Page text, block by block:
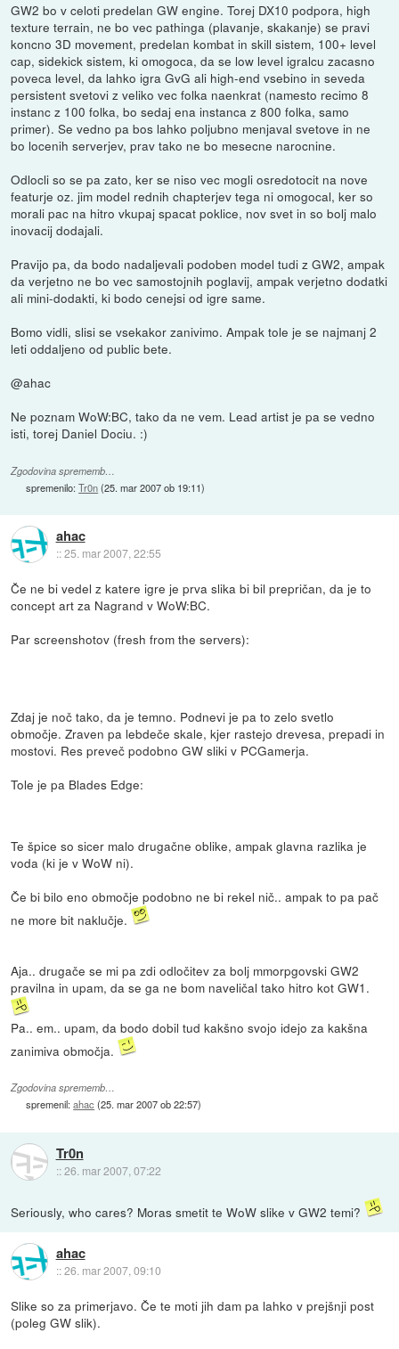
GW2 bo v celoti predelan GW engine. Torej DX10 podpora, high
texture terrain, ne bo vec pathinga (plavanje, skakanje) se pravi
koncno 3D movement, predelan kombat in skill sistem, 100+ level
cap, sidekick sistem, ki omogoca, da se low level igralcu zacasno
poveca level, da lahko igra GvG ali high-end vsebino in seveda
persistent svetovi z veliko vec folka naenkrat (namesto recimo 8
instanc z 100 folka, bo sedaj ena instanca z 800 folka, samo
primer). Se vedno pa bos lahko poljubno menjaval svetove in ne
bo locenih serverjev, prav tako ne bo mesecne narocnine.
Odlocli so se pa zato, ker se niso vec mogli osredotocit na nove
featurje oz. jim model rednih chapterjev tega ni omogocal, ker so
morali pac na hitro vkupaj spacat poklice, nov svet in so bolj malo
inovacij dodajali.
Pravijo pa, da bodo nadaljevali podoben model tudi z GW2, ampak
da verjetno ne bo vec samostojnih poglavij, ampak verjetno dodatki
ali mini-dodakti, ki bodo cenejsi od igre same.
Bomo vidli, slisi se vsekakor zanivimo. Ampak tole je se najmanj 2
leti oddaljeno od public bete.
@ahac
Ne poznam WoW:BC, tako da ne vem. Lead artist je pa se vedno
isti, torej Daniel Dociu. :)
Zgodovina sprememb…
spremenilo:Tr0n(25. mar 2007 ob 19:11)
ahac
::25. mar 2007, 22:55
Če ne bi vedel z katere igre je prva slika bi bil prepričan, da je to
concept art za Nagrand v WoW:BC.
Par screenshotov (fresh from the servers):
Zdaj je noč tako, da je temno. Podnevi je pa to zelo svetlo
območje. Zraven pa lebdeče skale, kjer rastejo drevesa, prepadi in
mostovi. Res preveč podobno GW sliki v PCGamerja.
Tole je pa Blades Edge:
Te špice so sicer malo drugačne oblike, ampak glavna razlika je
voda (ki je v WoW ni).
Če bi bilo eno območje podobno ne bi rekel nič.. ampak to pa pač
ne more bit naklučje.
Aja.. drugače se mi pa zdi odločitev za bolj mmorpgovski GW2
pravilna in upam, da se ga ne bom naveličal tako hitro kot GW1.
Pa.. em.. upam, da bodo dobil tud kakšno svojo idejo za kakšna
zanimiva območja.
Zgodovina sprememb…
spremenil:ahac (25. mar 2007 ob 22:57)
Tr0n
::26. mar 2007, 07:22
Seriously, who cares? Moras smetit te WoW slike v GW2 temi?
ahac
::26. mar 2007, 09:10
Slike so za primerjavo. Če te moti jih dam pa lahko v prejšnji post
(poleg GW slik).